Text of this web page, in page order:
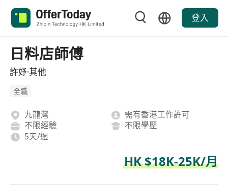
登入
日料店師傅
許妤·其他
全職
九龍灣
需有香港工作許可
不限經驗
不限學歷
5天/週
HK $18K-25K/月